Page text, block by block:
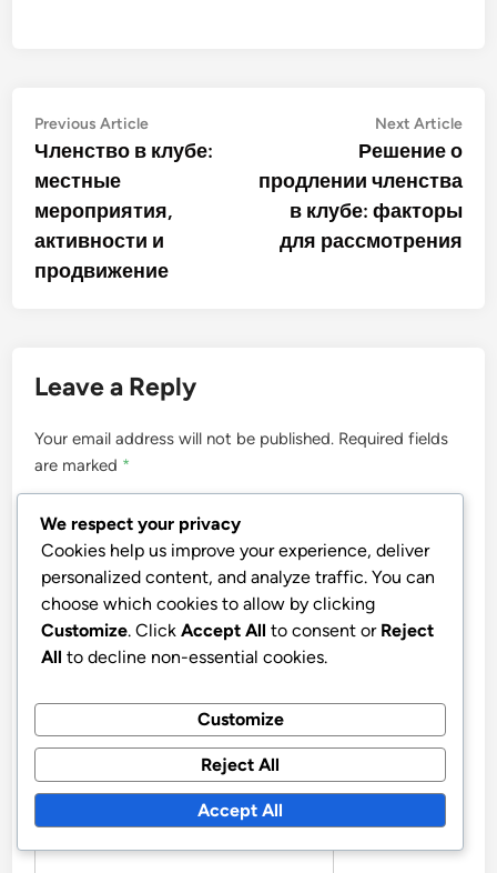
Post
navigation
Previous ArticlePrevious
article:
Членство в клубе:
местные
мероприятия,
активности и
продвижение
Next Article
Решение о
продлении членства
в клубе: факторы
для рассмотрения
Leave a Reply
Your email address will not be published. Required fields
are marked *
COMMENT *
We respect your privacy
Cookies help us improve your experience, deliver
personalized content, and analyze traffic. You can
choose which cookies to allow by clicking
Customize. Click Accept All to consent or Reject
All to decline non-essential cookies.
Customize
Reject All
Accept All